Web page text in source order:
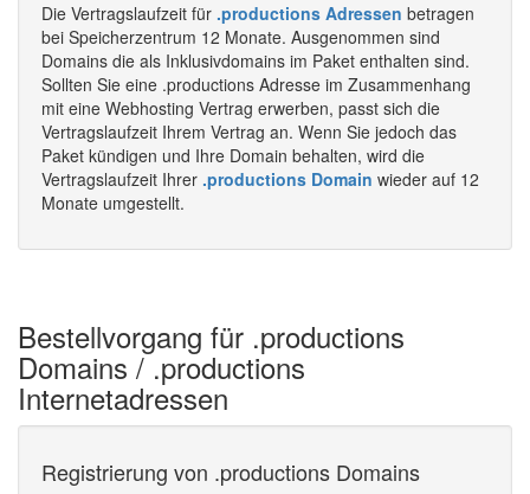
Die Vertragslaufzeit für .productions Adressen betragen
bei Speicherzentrum 12 Monate. Ausgenommen sind
Domains die als Inklusivdomains im Paket enthalten sind.
Sollten Sie eine .productions Adresse im Zusammenhang
mit eine Webhosting Vertrag erwerben, passt sich die
Vertragslaufzeit Ihrem Vertrag an. Wenn Sie jedoch das
Paket kündigen und Ihre Domain behalten, wird die
Vertragslaufzeit Ihrer .productions Domain wieder auf 12
Monate umgestellt.
Bestellvorgang für .productions
Domains / .productions
Internetadressen
Registrierung von .productions Domains